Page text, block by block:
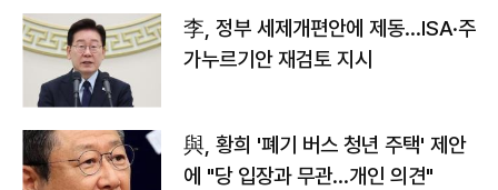
李, 정부 세제개편안에 제동…ISA·주
가누르기안 재검토 지시
與, 황희 '폐기 버스 청년 주택' 제안
에 "당 입장과 무관…개인 의견"